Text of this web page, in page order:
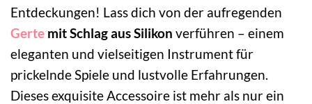
Entdeckungen! Lass dich von der aufregenden
Gerte mit Schlag aus Silikon verführen – einem
eleganten und vielseitigen Instrument für
prickelnde Spiele und lustvolle Erfahrungen.
Dieses exquisite Accessoire ist mehr als nur ein